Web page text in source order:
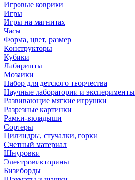
Игровые коврики
Игры
Игры на магнитах
Часы
Форма, цвет, размер
Конструкторы
Кубики
Лабиринты
Мозаики
Набор для детского творчества
Научные лаборатории и эксперименты
Развивающие мягкие игрушки
Разрезные картинки
Рамки-вкладыши
Сортеры
Цилиндры, стучалки, горки
Счетный материал
Шнуровки
Электровикторины
Бизиборды